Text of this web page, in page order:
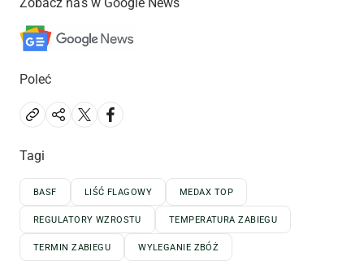
Zobacz nas w Google News
Poleć
Tagi
BASF LIŚĆ FLAGOWY MEDAX TOP
REGULATORY WZROSTU TEMPERATURA ZABIEGU
TERMIN ZABIEGU WYLEGANIE ZBÓŻ